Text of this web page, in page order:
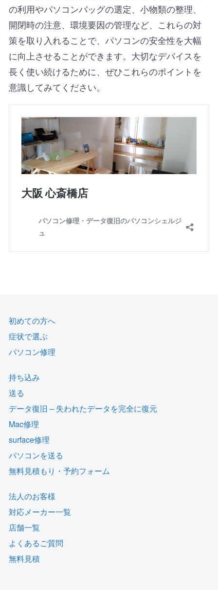
の利用やパソコンバッグの選定、小物類の整理、
開閉時の注意、環境要因の管理など、これらの対
策を取り入れることで、パソコンの安全性を大幅
に向上させることができます。大切なデバイスを
長く使い続けるために、ぜひこれらのポイントを
意識してみてください。
初めての方へ
症状で選ぶ
パソコン修理
持ち込み
送る
データ復旧 – 失われたデータを完全に復元
Mac修理
surface修理
パソコンを送る
無料見積もり・予約フォーム
法人のお客様
対応メーカー一覧
店舗一覧
よくあるご質問
無料見積